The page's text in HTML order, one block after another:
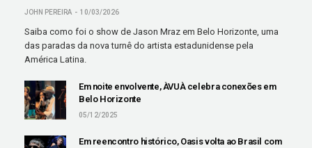
JOHN PEREIRA 10/03/2026
Saiba como foi o show de Jason Mraz em Belo Horizonte, uma
das paradas da nova turnê do artista estadunidense pela
América Latina.
Em noite envolvente, ÀVUÀ celebra conexões em
Belo Horizonte
05/12/2025
Em reencontro histórico, Oasis volta ao Brasil com